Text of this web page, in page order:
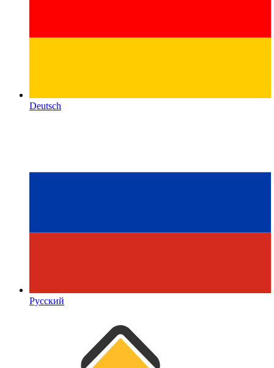
Deutsch
Русский